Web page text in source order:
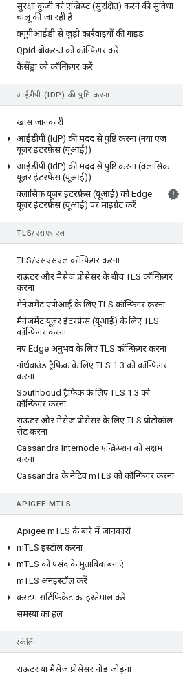
सुरक्षा कुंजी को एन्क्रिप्ट (सुरक्षित) करने की सुविधा
चालू की जा रही है
क्यूपीआईडी से जुड़ी कार्रवाइयों की गाइड
Qpid ब्रोकर-J को कॉन्फ़िगर करें
कैसेंड्रा को कॉन्फ़िगर करें
आईडीपी (IDP) की पुष्टि करना
खास जानकारी
आईडीपी (IdP) की मदद से पुष्टि करना (नया एज
यूज़र इंटरफ़ेस (यूआई))
आईडीपी (IdP) की मदद से पुष्टि करना (क्लासिक
यूज़र इंटरफ़ेस (यूआई))
क्लासिक यूज़र इंटरफ़ेस (यूआई) को Edge
यूज़र इंटरफ़ेस (यूआई) पर माइग्रेट करें
TLS/एसएसएल
TLS/एसएसएल कॉन्फ़िगर करना
राऊटर और मैसेज प्रोसेसर के बीच TLS कॉन्फ़िगर
करना
मैनेजमेंट एपीआई के लिए TLS कॉन्फ़िगर करना
मैनेजमेंट यूज़र इंटरफ़ेस (यूआई) के लिए TLS
कॉन्फ़िगर करना
नए Edge अनुभव के लिए TLS कॉन्फ़िगर करना
नॉर्थबाउंड ट्रैफ़िक के लिए TLS 1 .3 को कॉन्फ़िगर
करना
Southboud ट्रैफ़िक के लिए TLS 1 .3 को
कॉन्फ़िगर करना
राऊटर और मैसेज प्रोसेसर के लिए TLS प्रोटोकॉल
सेट करना
Cassandra Internode एन्क्रिप्शन को सक्षम
करना
Cassandra के नेटिव mTLS को कॉन्फ़िगर करना
APIGEE MTLS
Apigee mTLS के बारे में जानकारी
mTLS इंस्टॉल करना
mTLS को पसंद के मुताबिक बनाएं
mTLS अनइंस्टॉल करें
कस्टम सर्टिफ़िकेट का इस्तेमाल करें
समस्या का हल
स्केलिंग
राऊटर या मैसेज प्रोसेसर नोड जोड़ना
Apigee के बारे में
We're part of Google
इवेंट
ई-किताबें और वेबकास्ट